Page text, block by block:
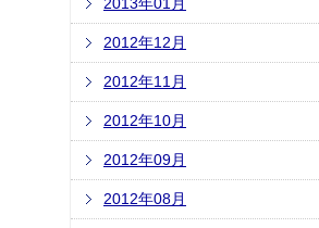
2012年12月
2012年11月
2012年10月
2012年09月
2012年08月